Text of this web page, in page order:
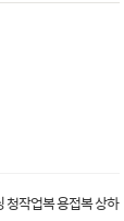
청작업복 용접복 상하